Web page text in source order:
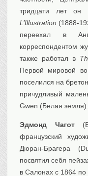
тридцати лет он
L’Illustration (1888-
переехал в
корреспондентом
также работал в
Первой мировой
поселился на
причудливый
Gwen (Белая земля).
Эдмонд Чагот
французский
Дюран-Брагера
посвятил себя
в Салонах с 1864 по